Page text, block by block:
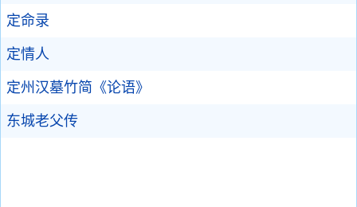
定命录
定情人
定州汉墓竹简《论语》
东城老父传